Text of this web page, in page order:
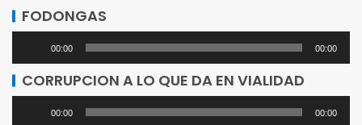
de
audio
FODONGAS
Reproductor
de
audio
00:00 00:00
CORRUPCION A LO QUE DA EN VIALIDAD
Reproductor
00:00 00:00